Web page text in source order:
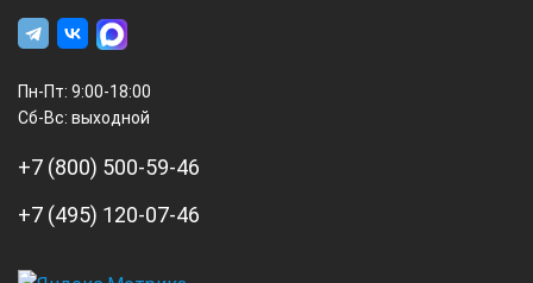
Пн-Пт: 9:00-18:00
Сб-Вс: выходной
+7 (800) 500-59-46
+7 (495) 120-07-46